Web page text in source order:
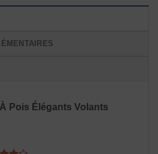
Pois Élégants Volants